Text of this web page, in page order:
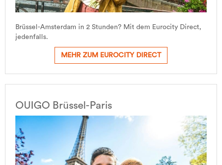
Brüssel-Amsterdam in 2 Stunden? Mit dem Eurocity Direct,
jedenfalls.
MEHR ZUM EUROCITY DIRECT
OUIGO Brüssel-Paris